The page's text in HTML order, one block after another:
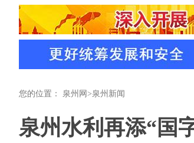
您的位置： 泉州网 >泉州新闻
泉州水利再添“国